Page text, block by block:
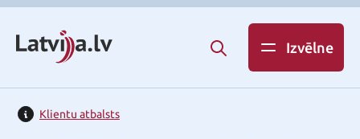
Izvēlne
Klientu atbalsts